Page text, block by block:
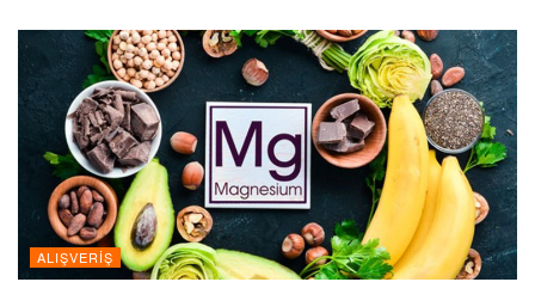
ALIŞVERIŞ